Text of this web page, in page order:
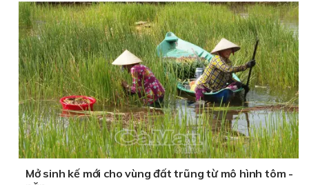
Mở sinh kế mới cho vùng đất trũng từ mô hình tôm -